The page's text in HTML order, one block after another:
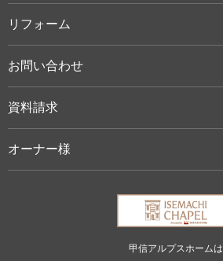
リフォーム
お問い合わせ
資料請求
オーナー様
甲信アルプスホームは